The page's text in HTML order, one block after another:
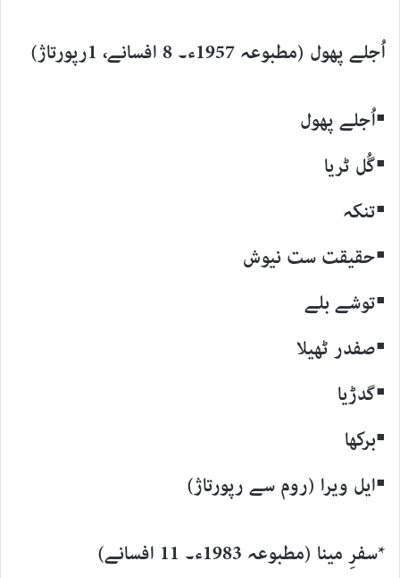
اُجلے پھول (مطبوعہ 1957ء۔ 8 افسانے، 1رپورتاژ)
▪اُجلے پھول
▪گُل ٹریا
▪تنکہ
▪حقیقت ست نیوش
▪توشے بلے
▪صفدر ٹھیلا
▪گدڑیا
▪برکھا
▪ایل ویرا (روم سے رپورتاژ)
*سفرِ مینا (مطبوعہ 1983ء۔ 11 افسانے)